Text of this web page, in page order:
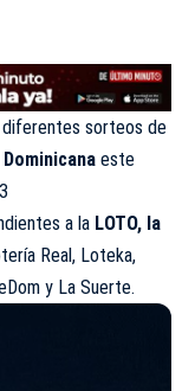
sorteos de
este
a la LOTO, la
Real, Loteka,
y La Suerte.